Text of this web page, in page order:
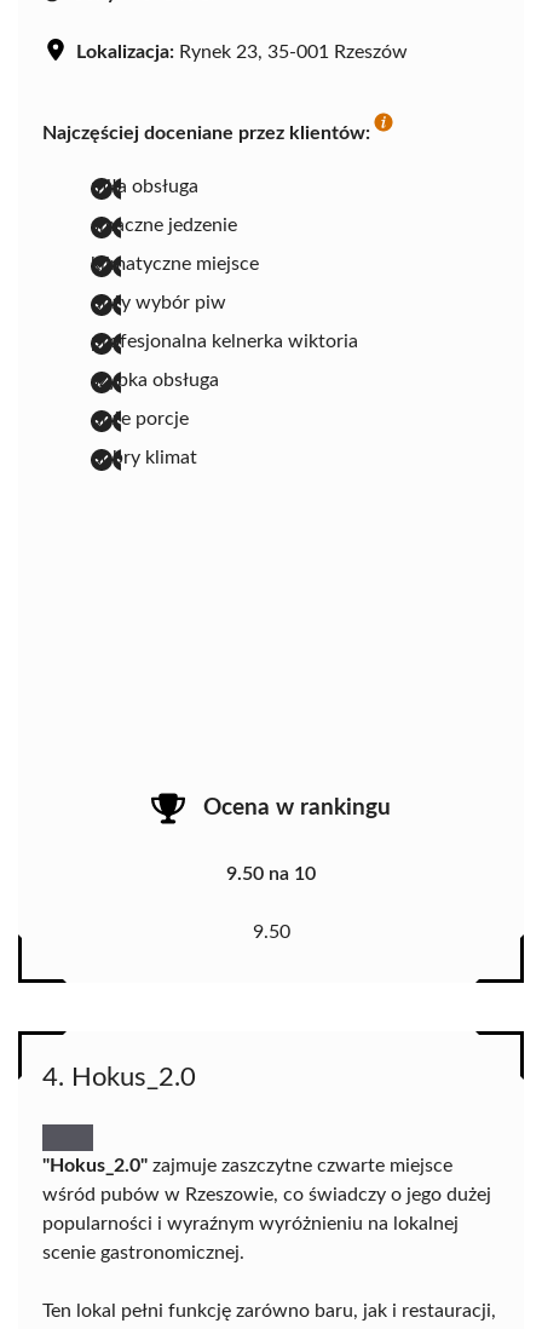
Lokalizacja: Rynek 23, 35-001 Rzeszów
Najczęściej doceniane przez klientów:
miła obsługa
smaczne jedzenie
klimatyczne miejsce
duży wybór piw
profesjonalna kelnerka wiktoria
szybka obsługa
duże porcje
dobry klimat
Ocena w rankingu
9.50 na 10
9.50
4. Hokus_2.0
"Hokus_2.0" zajmuje zaszczytne czwarte miejsce
wśród pubów w Rzeszowie, co świadczy o jego dużej
popularności i wyraźnym wyróżnieniu na lokalnej
scenie gastronomicznej.
Ten lokal pełni funkcję zarówno baru, jak i restauracji,